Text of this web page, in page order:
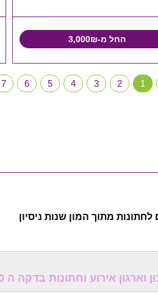
החל מ-3,000₪
1
2
3
4
5
6
7
לחתונות מתוך המון שנות ניסיון
וארגון אירוע וחתונות בדקה ה 90 ? זה כדאי לכולם!